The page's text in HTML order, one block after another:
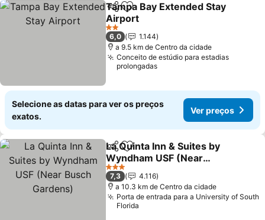
PartilharAdicionar aos favoritos
Tampa Bay Extended Stay
Airport
2 Estrelas
6,0
1.144
a 9.5 km de Centro da cidade
Conceito de estúdio para estadias
prolongadas
Selecione as datas para ver os preços
exatos.
Ver preços
PartilharAdicionar aos favoritos
La Quinta Inn & Suites by
Wyndham USF (Near
Busch Gardens)
3 Estrelas
7,3
4.116
a 10.3 km de Centro da cidade
Porta de entrada para a University of South
Florida